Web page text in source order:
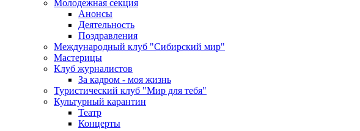
Молодежная секция
Анонсы
Деятельность
Поздравления
Международный клуб "Сибирский мир"
Мастерицы
Клуб журналистов
За кадром - моя жизнь
Туристический клуб "Мир для тебя"
Культурный карантин
Театр
Концерты